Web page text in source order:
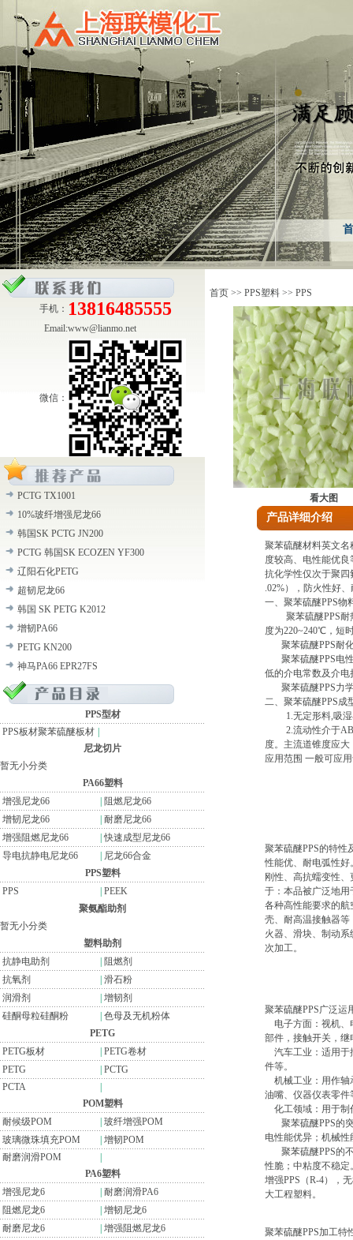
手机： 13816485555
Email:www@lianmo.net
微信：
PCTG TX1001
10%玻纤增强尼龙66
韩国SK PCTG JN200
PCTG 韩国SK ECOZEN YF300
辽阳石化PETG
超韧尼龙66
韩国 SK PETG K2012
增韧PA66
PETG KN200
神马PA66 EPR27FS
PPS型材
PPS板材聚苯硫醚板材
尼龙切片
暂无小分类
PA66塑料
增强尼龙66
阻燃尼龙66
增韧尼龙66
耐磨尼龙66
增强阻燃尼龙66
快速成型尼龙66
导电抗静电尼龙66
尼龙66合金
PPS塑料
PPS
PEEK
聚氨酯助剂
暂无小分类
塑料助剂
抗静电助剂
阻燃剂
抗氧剂
滑石粉
润滑剂
增韧剂
硅酮母粒硅酮粉
色母及无机粉体
PETG
PETG板材
PETG卷材
PETG
PCTG
PCTA
POM塑料
耐候级POM
玻纤增强POM
玻璃微珠填充POM
增韧POM
耐磨润滑POM
PA6塑料
增强尼龙6
耐磨润滑PA6
阻燃尼龙6
增韧尼龙6
耐磨尼龙6
增强阻燃尼龙6
首页 >> PPS塑料 >> PPS
看大图
产品详细介绍
聚苯硫醚材料英文名
度较高、电性能优
抗化学性仅次于聚四
.02%），防火性好
一、聚苯硫醚PPS物
聚苯硫醚PPS耐热
度为220~240℃，短
聚苯硫醚PPS耐化
聚苯硫醚PPS电性
低的介电常数及介
聚苯硫醚PPS力
二、聚苯硫醚PPS成
1.无定形料,吸湿
2.流动性介于ABS
度。主流道锥度
应用范围 一般可应
聚苯硫醚PPS的特性
性能优、耐电弧性好
刚性、高抗蠕变性
于：本品被广泛地
各种高性能要求的
壳、耐高温接触器
火器、滑块、制动
次加工。
聚苯硫醚PPS广泛运
电子方面：视机、
部件，接触开关，
汽车工业：适用于
件等。
机械工业：用作轴
油嘴、仪器仪表零件
化工领域：用于制
聚苯硫醚PPS的突
电性能优异；机械
聚苯硫醚PPS的不
性脆；中粘度不稳定
增强PPS（R-4），
大工程塑料。
聚苯硫醚PPS加工特